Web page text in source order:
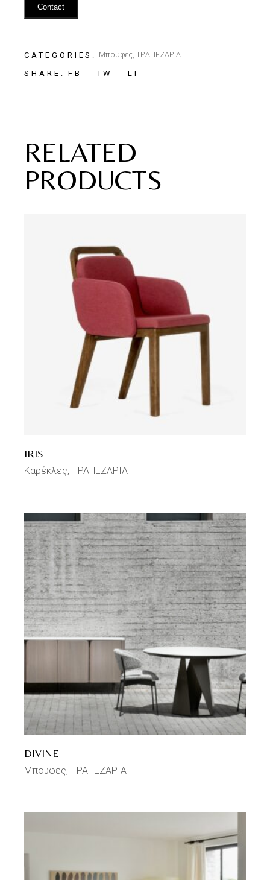
Contact
CATEGORIES: Μπουφες,ΤΡΑΠΕΖΑΡΙΑ
SHARE: FB TW LI
RELATED
PRODUCTS
IRIS
Καρέκλες ΤΡΑΠΕΖΑΡΙΑ
DIVINE
Μπουφες ΤΡΑΠΕΖΑΡΙΑ